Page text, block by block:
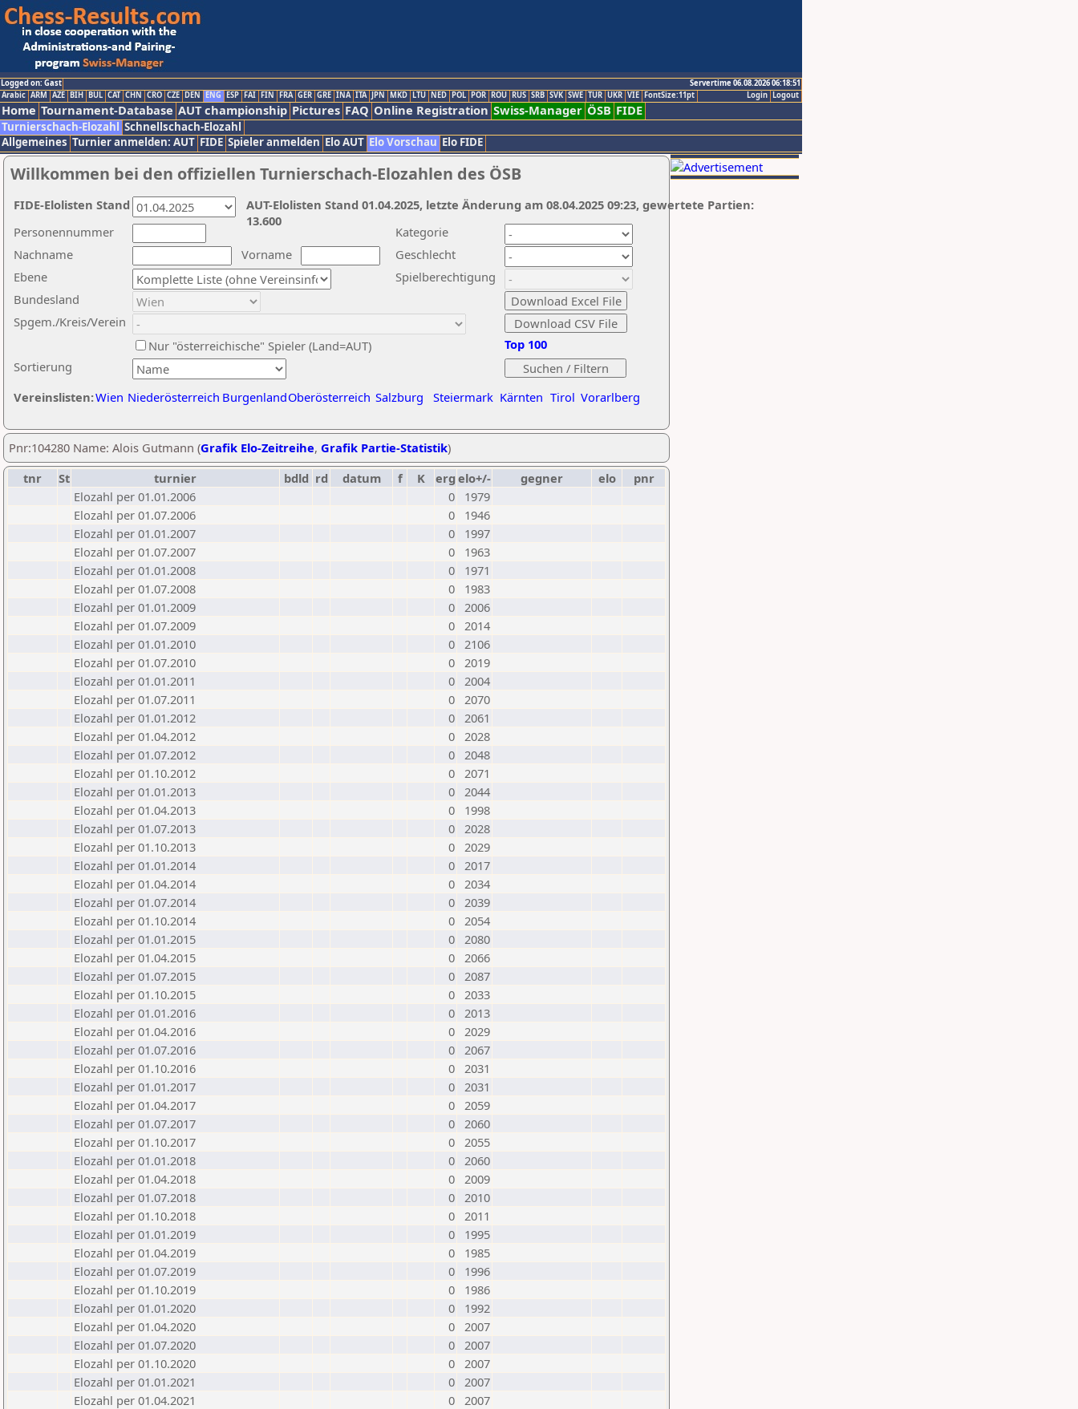
Logged on: Gast
Servertime 06.08.2026 06:18:51
Logout
Login
Arabic ARM AZE BIH BUL CAT CHN CRO CZE DEN ENG ESP FAI FIN FRA GER GRE INA ITA JPN MKD LTU NED POL POR ROU RUS SRB SVK SWE TUR UKR VIE FontSize:11pt
Home Tournament-Database AUT championship Pictures FAQ Online Registration Swiss-Manager ÖSB FIDE
Turnierschach-Elozahl Schnellschach-Elozahl
Allgemeines Turnier anmelden: AUT FIDE Spieler anmelden Elo AUT Elo Vorschau Elo FIDE
Willkommen bei den offiziellen Turnierschach-Elozahlen des ÖSB
Nachname
Vorname
Ebene
Kategorie
Sortierung
Personennummer
Bundesland
Spgem./Kreis/Verein
Geschlecht
Nur "österreichische" Spieler (Land=AUT)
Spielberechtigung
Vereinslisten:Wien Niederösterreich BurgenlandOberösterreich Salzburg Steiermark Kärnten Tirol Vorarlberg
Top 100
AUT-Elolisten Stand 01.04.2025, letzte Änderung am 08.04.2025 09:23, gewertete Partien:
13.600
FIDE-Elolisten Stand
Pnr:104280 Name: Alois Gutmann (Grafik Elo-Zeitreihe, Grafik Partie-Statistik)
tnr
St turnier bdld rd datum f K erg elo+/- gegner elo
pnr
Elozahl per 01.01.2006
0
1979
Elozahl per 01.07.2006
0
1946
Elozahl per 01.01.2007
0
1997
Elozahl per 01.07.2007
0
1963
Elozahl per 01.01.2008
0
1971
Elozahl per 01.07.2008
0
1983
Elozahl per 01.01.2009
0 2006
Elozahl per 01.07.2009
0 2014
Elozahl per 01.01.2010
0 2106
Elozahl per 01.07.2010
0 2019
Elozahl per 01.01.2011
0 2004
Elozahl per 01.07.2011
0 2070
Elozahl per 01.01.2012
0 2061
Elozahl per 01.04.2012
0 2028
Elozahl per 01.07.2012
0 2048
Elozahl per 01.10.2012
0 2071
Elozahl per 01.01.2013
0 2044
Elozahl per 01.04.2013
0
1998
Elozahl per 01.07.2013
0 2028
Elozahl per 01.10.2013
0 2029
Elozahl per 01.01.2014
0 2017
Elozahl per 01.04.2014
0 2034
Elozahl per 01.07.2014
0 2039
Elozahl per 01.10.2014
0 2054
Elozahl per 01.01.2015
0 2080
Elozahl per 01.04.2015
0 2066
Elozahl per 01.07.2015
0 2087
Elozahl per 01.10.2015
0 2033
Elozahl per 01.01.2016
0 2013
Elozahl per 01.04.2016
0 2029
Elozahl per 01.07.2016
0 2067
Elozahl per 01.10.2016
0 2031
Elozahl per 01.01.2017
0 2031
Elozahl per 01.04.2017
0 2059
Elozahl per 01.07.2017
0 2060
Elozahl per 01.10.2017
0 2055
Elozahl per 01.01.2018
0 2060
Elozahl per 01.04.2018
0 2009
Elozahl per 01.07.2018
0 2010
Elozahl per 01.10.2018
0 2011
Elozahl per 01.01.2019
0
1995
Elozahl per 01.04.2019
0
1985
Elozahl per 01.07.2019
0
1996
Elozahl per 01.10.2019
0
1986
Elozahl per 01.01.2020
0
1992
Elozahl per 01.04.2020
0 2007
Elozahl per 01.07.2020
0 2007
Elozahl per 01.10.2020
0 2007
Elozahl per 01.01.2021
0 2007
Elozahl per 01.04.2021
0 2007